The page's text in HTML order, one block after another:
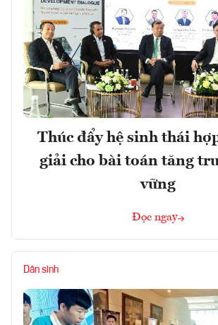
Thúc đẩy hệ sinh thái
giải cho bài toán tăng
vững
Đọc ngay
Dân sinh